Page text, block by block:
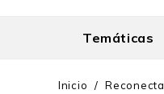
Temáticas
Inicio